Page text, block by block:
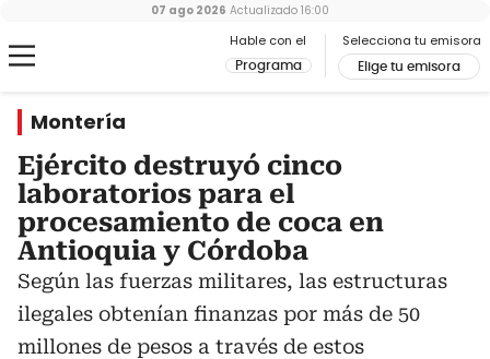
Hable con el
Programa
Selecciona tu emisora
Elige tu emisora
07 ago 2026 Actualizado 16:00
Montería
Ejército destruyó cinco
laboratorios para el
procesamiento de coca en
Antioquia y Córdoba
Según las fuerzas militares, las estructuras
ilegales obtenían finanzas por más de 50
millones de pesos a través de estos